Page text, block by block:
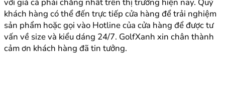
khách hàng có thể đến trực tiếp cửa hàng để trải nghiệm
sản phẩm hoặc gọi vào Hotline của cửa hàng để được tư
vấn về size và kiểu dáng 24/7. GolfXanh xin chân thành
cảm ơn khách hàng đã tin tưởng.